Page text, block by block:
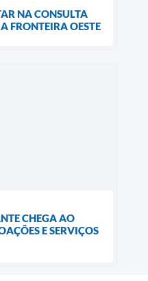
NA CONSULTA
FRONTEIRA OESTE
CHEGA AO
E SERVIÇOS